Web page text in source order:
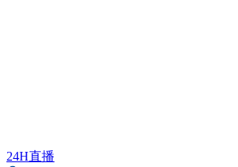
24H直播